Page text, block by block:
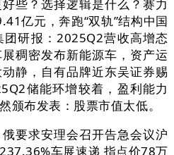
些？选择逻辑是什么？赛力
亿元，奔跑“双轨”结构中国
研报：2025Q2营收高增态
稠密发布新能源车，资产运
静，自有品牌近东吴证券赐
储能环增较着，盈利能力
颁布发表：股票市值太低。
求安理会召开告急会议沪
车展速递 指点价78万